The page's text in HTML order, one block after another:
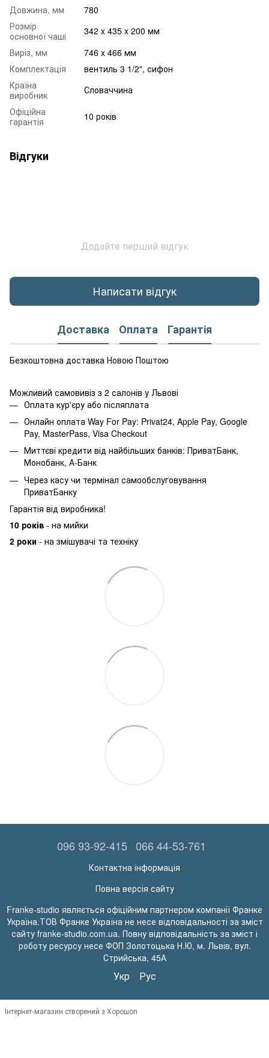
Довжина, мм
780
Розмір
основної чаші
342 x 435 x 200 мм
Виріз, мм
746 x 466 мм
Комплектація
вентиль 3 1/2", сифон
Країна
виробник
Словаччина
Офіційна
гарантія
10 років
Відгуки
Додайте перший відгук
Написати відгук
Доставка Оплата Гарантія
Безкоштовна доставка Новою Поштою
Можливий самовивіз з 2 салонів у Львові
Оплата кур'єру або післяплата
Онлайн оплата Way For Pay: Privat24, Apple Pay, Google
Pay, MasterPass, Visa Checkout
Миттєві кредити від найбільших банків: ПриватБанк,
Монобанк, А-Банк
Через касу чи термінал самообслуговування
ПриватБанку
Гарантія від виробника!
10 років - на мийки
2 роки - на змішувачі та техніку
096 93-92-415 066 44-53-761
Контактна інформація
Повна версія сайту
Franke-studio являється офіційним партнером компанії Франке
Україна.ТОВ Франке Україна не несе відповідальності за зміст
сайту franke-studio.com.ua. Повну відповідальність за зміст і
роботу ресурсу несе ФОП Золотоцька Н.Ю, м. Львів, вул.
Стрийська, 45А
Укр Рус
Інтернет-магазин створений з Хорошоп